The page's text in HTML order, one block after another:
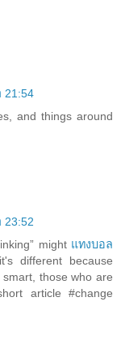
21:54
and things around
23:52
might แทงบอล
different because
those who are
article #change